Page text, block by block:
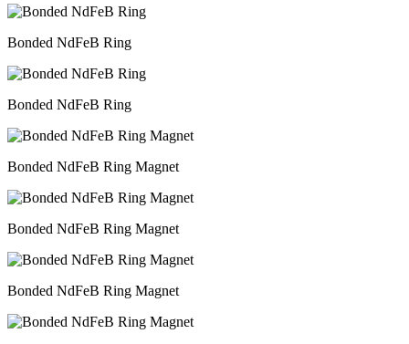
Bonded NdFeB Ring
Bonded NdFeB Ring
Bonded NdFeB Ring Magnet
Bonded NdFeB Ring Magnet
Bonded NdFeB Ring Magnet